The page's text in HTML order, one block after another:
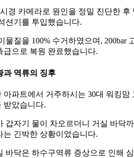
경 카메라로 원인을 정밀 진단한 후
션기를 투입했습니다.
질을 100% 수거하였으며, 200bar
으로 복원 완료했습니다.
과 역류의 징후
파트에서 거주하시는 30대 워킹맘
받았습니다.
갑자기 물이 차오르더니 거실 바닥
긴박한 상황이었습니다.
바닥은 하수구역류 증상으로 인해